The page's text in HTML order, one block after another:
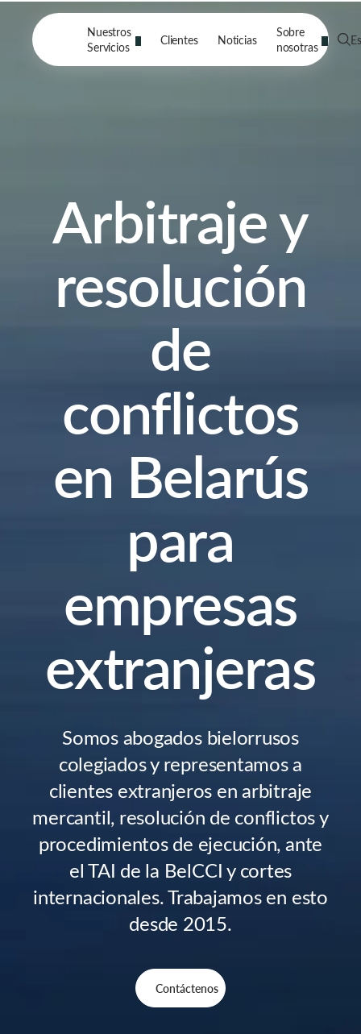
Nuestros
Servicios
Clientes Noticias
Sobre
nosotras
Es
Arbitraje y
resolución
de
conflictos
en Belarús
para
empresas
extranjeras
Somos abogados bielorrusos
colegiados y representamos a
clientes extranjeros en arbitraje
mercantil, resolución de conflictos y
procedimientos de ejecución, ante
el TAI de la BelCCI y cortes
internacionales. Trabajamos en esto
desde 2015.
Contáctenos